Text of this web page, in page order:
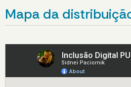
Mapa da